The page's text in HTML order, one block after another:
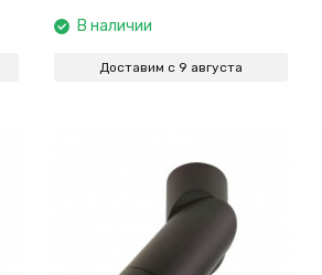
В наличии
Доставим с 9 августа